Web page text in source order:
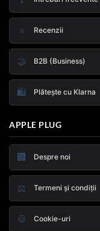
⭐ Recenzii
🤝 B2B (Business)
🛍️ Plătește cu Klarna
APPLE PLUG
🏢 Despre noi
⚖️ Termeni și condiții
🍪 Cookie-uri